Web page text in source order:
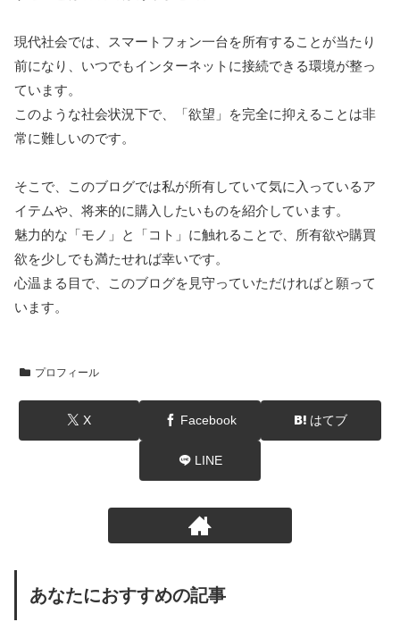
現代社会では、スマートフォン一台を所有することが当たり
前になり、いつでもインターネットに接続できる環境が整っ
ています。
このような社会状況下で、「欲望」を完全に抑えることは非
常に難しいのです。
そこで、このブログでは私が所有していて気に入っているア
イテムや、将来的に購入したいものを紹介しています。
魅力的な「モノ」と「コト」に触れることで、所有欲や購買
欲を少しでも満たせれば幸いです。
心温まる目で、このブログを見守っていただければと願って
います。
プロフィール
X Facebook はてブ
LINE
あなたにおすすめの記事